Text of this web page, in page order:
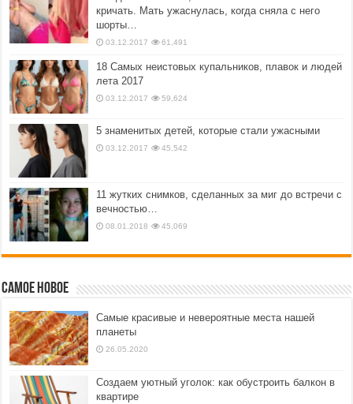
кричать. Мать ужаснулась, когда сняла с него
шорты…
03.12.2017 61,491
18 Самых неистовых купальников, плавок и людей
лета 2017
03.12.2017 59,624
5 знаменитых детей, которые стали ужасными
03.12.2017 45,542
11 жутких снимков, сделанных за миг до встречи с
вечностью…
08.01.2018 45,069
Самое новое
Самые красивые и невероятные места нашей
планеты
26.05.2020
Создаем уютный уголок: как обустроить балкон в
квартире